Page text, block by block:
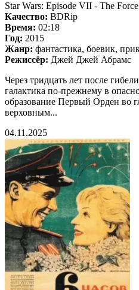
Star Wars: Episode VII - The
Качество: BDRip
Время: 02:18
Год: 2015
Жанр: фантастика, боевик,
Режиссёр: Джей Джей Абрамс
Через тридцать лет после
галактика по-прежнему в
образование Первый Орден во
верховным...
04.11.2025